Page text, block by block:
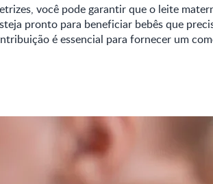
você pode garantir que o leite
pronto para beneficiar bebês que
é essencial para fornecer um